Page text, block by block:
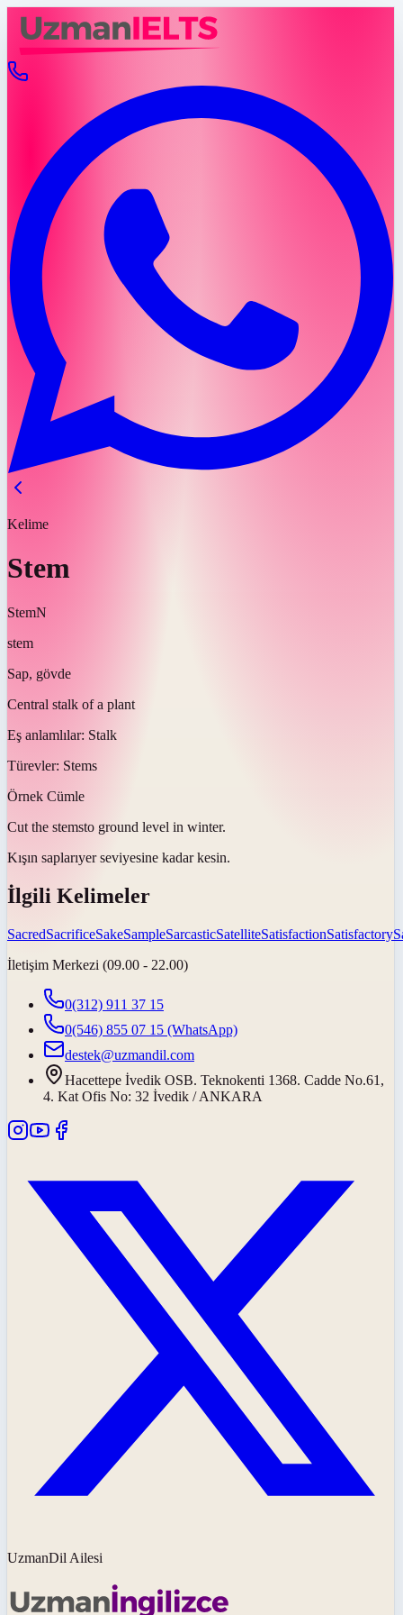
Kelime
Stem
StemN
stem
Sap, gövde
Central stalk of a plant
Eş anlamlılar: Stalk
Türevler: Stems
Örnek Cümle
Cut the stemsto ground level in winter.
Kışın saplarıyer seviyesine kadar kesin.
İlgili Kelimeler
SacredSacrificeSakeSampleSarcasticSatelliteSatisfactionSatisfactory
İletişim Merkezi (09.00 - 22.00)
0(312) 911 37 15
0(546) 855 07 15 (WhatsApp)
destek@uzmandil.com
Hacettepe İvedik OSB. Teknokenti 1368. Cadde No.61,
4. Kat Ofis No: 32 İvedik / ANKARA
UzmanDil Ailesi